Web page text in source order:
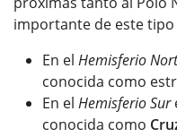
importante de este
En el Hemisferio
conocida como
En el Hemisferio Sur
conocida como